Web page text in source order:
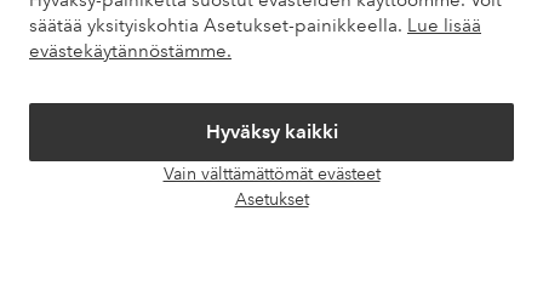
säätää yksityiskohtia Asetukset-painikkeella. Lue lisää
evästekäytännöstämme.
Hyväksy kaikki
Vain välttämättömät evästeet
Asetukset
Omat sivut
Tietoa Elloksesta